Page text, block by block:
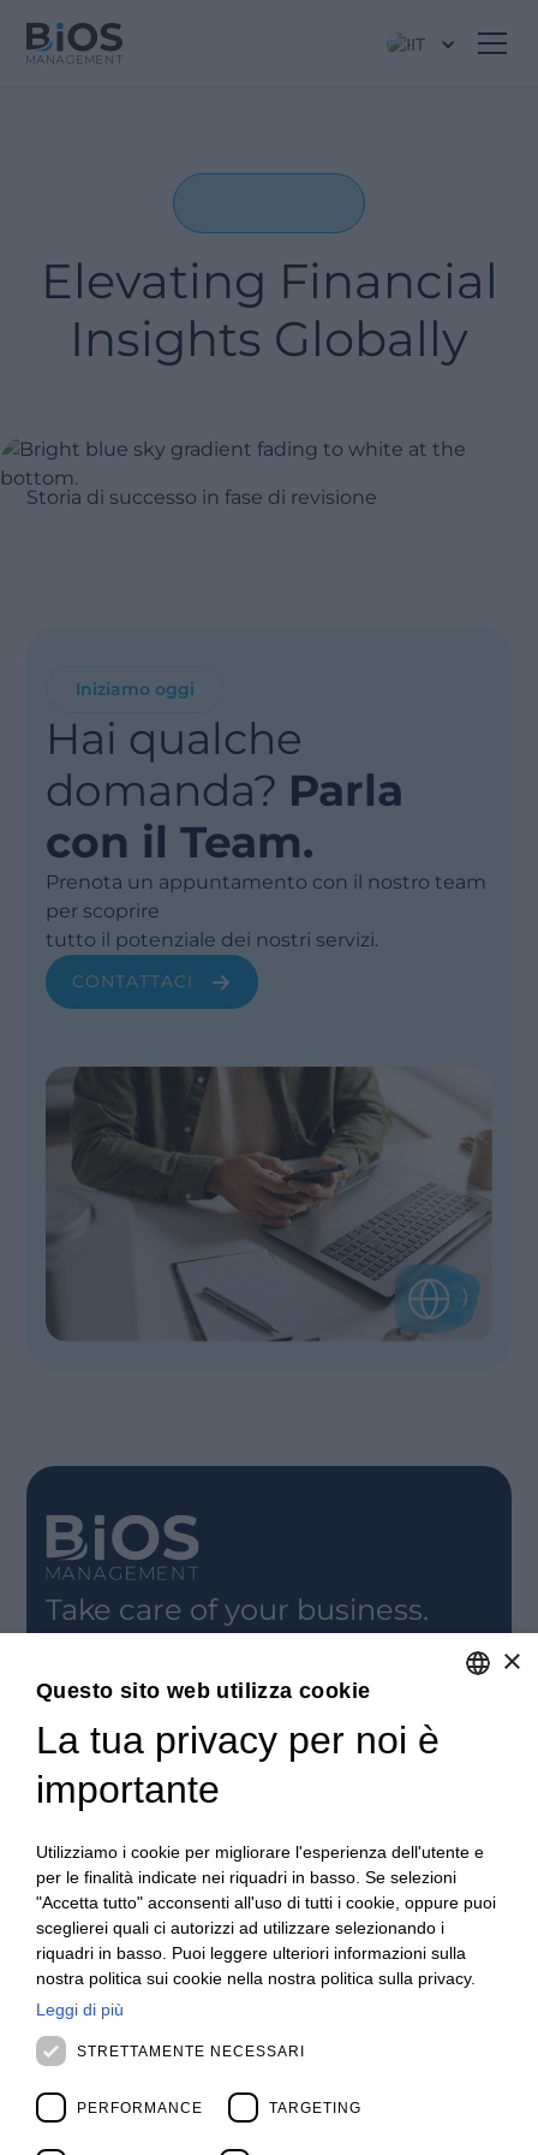
IT
Elevating Financial
Insights Globally
Storia di successo in fase di revisione
Iniziamo oggi
Hai qualche
domanda? Parla
con il Team.
Prenota un appuntamento con il nostro team
per scoprire
tutto il potenziale dei nostri servizi.
CONTATTACI
Take care of your business.
aggiornato.
REGISTRATI
CONTATTACI
Contattaci
Posizioni aperte
RIMANI AGGIORNATO
Webinar
Rivedi Webinar
News ed Eventi
Eventi passati
ABOUT US
Clienti
Management
ITALIAN
SPANISH
×
Questo sito web utilizza cookie
La tua privacy per noi è
importante
Utilizziamo i cookie per migliorare l'esperienza dell'utente e
per le finalità indicate nei riquadri in basso. Se selezioni
"Accetta tutto" acconsenti all'uso di tutti i cookie, oppure puoi
sceglierei quali ci autorizzi ad utilizzare selezionando i
riquadri in basso. Puoi leggere ulteriori informazioni sulla
nostra politica sui cookie nella nostra politica sulla privacy.
Leggi di più
STRETTAMENTE NECESSARI
PERFORMANCE TARGETING